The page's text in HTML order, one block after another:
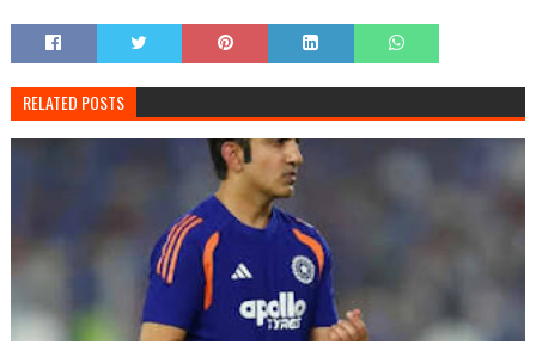
RELATED POSTS